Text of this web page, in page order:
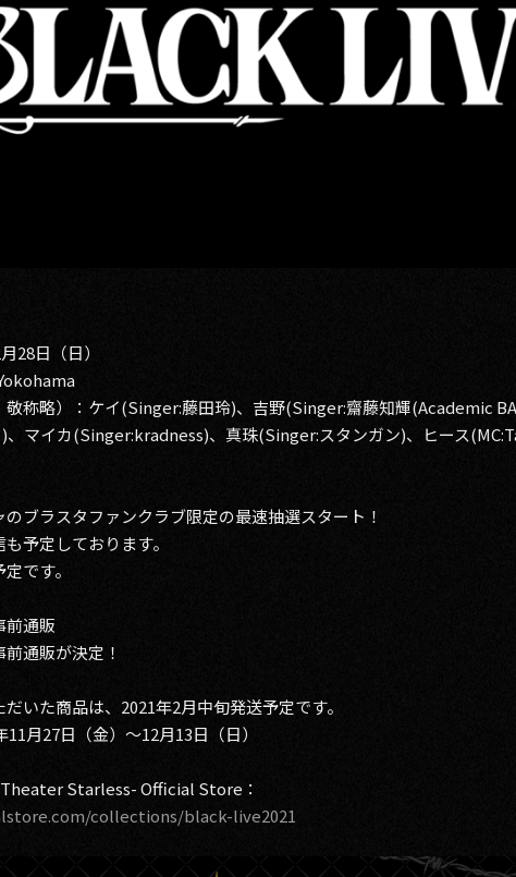
28日（日）
敬称略）：ケイ(Singer:藤田玲)、吉野(Singer:齋藤知輝(Academic
、マイカ(Singer:kradness)、真珠(Singer:スタンガン)、ヒース
ブラスタファンクラブ限定の最速抽選スタート！
予定しております。
です。
通販
通販が決定！
いた商品は、2021年2月中旬発送予定です。
月27日（金）～12月13日（日）
Starless- Official Store：
collections/black-live2021